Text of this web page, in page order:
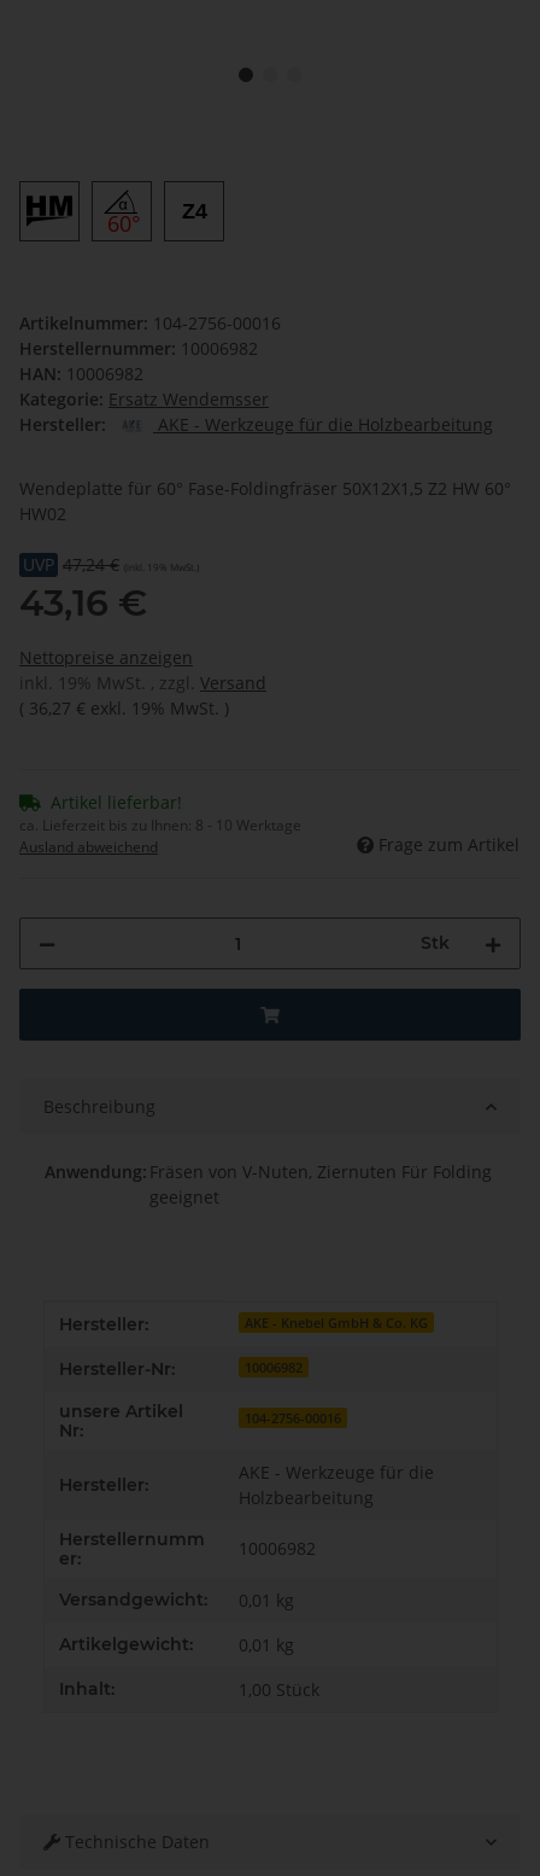
60° Z4
Artikelnummer: 104-2756-00016
Herstellernummer: 10006982
HAN: 10006982
Kategorie: Ersatz Wendemsser
Hersteller:
AKE - Werkzeuge für die Holzbearbeitung
Wendeplatte für 60° Fase-Foldingfräser 50X12X1,5 Z2 HW 60°
HW02
UVP 47,24 € (inkl. 19% MwSt.)
43,16 €
Nettopreise anzeigen
inkl. 19% MwSt. , zzgl. Versand
( 36,27 € exkl. 19% MwSt. )
Artikel lieferbar!
ca. Lieferzeit bis zu Ihnen: 8 - 10 Werktage
Ausland abweichend
Frage zum Artikel
Stk
Beschreibung
Anwendung: Fräsen von V-Nuten, Ziernuten Für Folding
geeignet
Produkteigenschaft
Wert
Hersteller: AKE - Knebel GmbH & Co. KG
Hersteller-Nr: 10006982
unsere Artikel
Nr:
104-2756-00016
Hersteller:
AKE - Werkzeuge für die
Holzbearbeitung
Herstellernumm
er:
10006982
Versandgewicht: 0,01 kg
Artikelgewicht: 0,01 kg
Inhalt: 1,00 Stück
Technische Daten